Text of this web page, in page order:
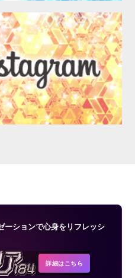
ーションで心身をリフレッシ
詳細はこちら